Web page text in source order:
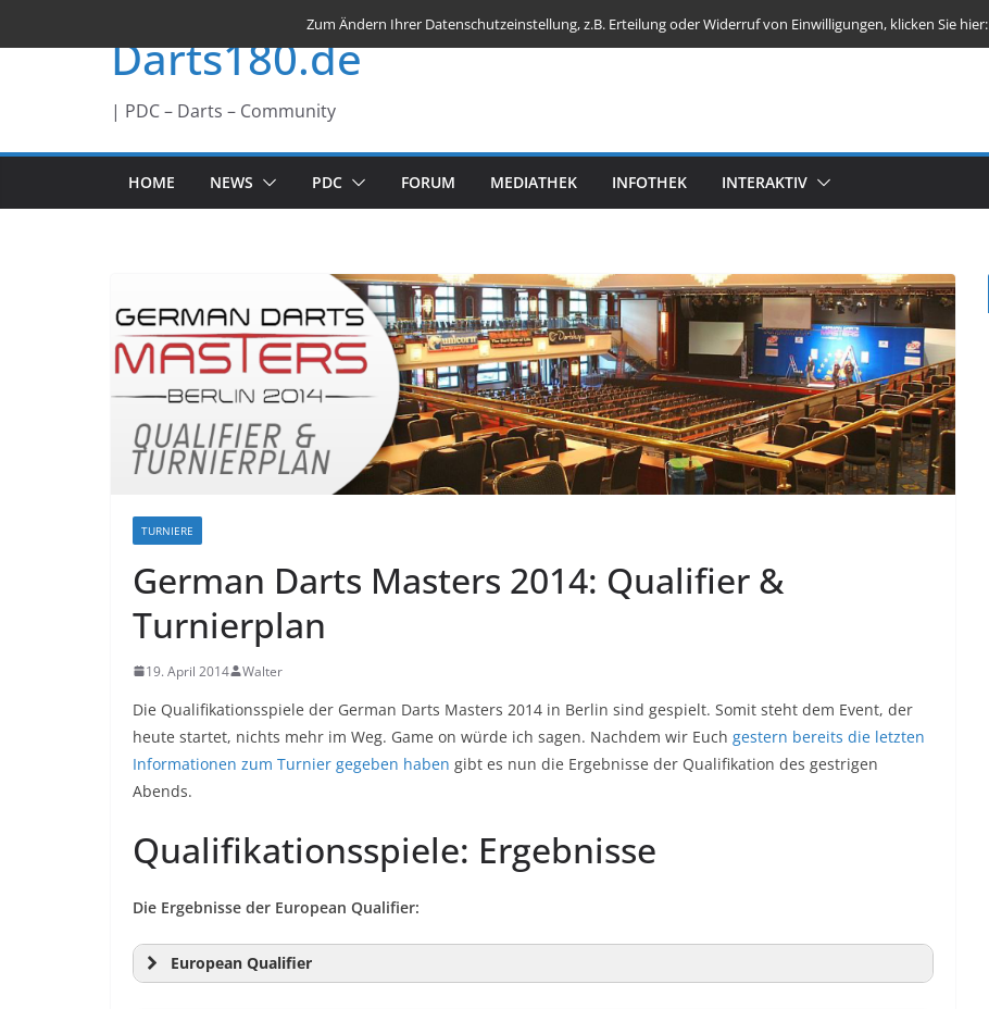
Inhalt
Darts180.de
| PDC – Darts – Community
HOME NEWS PDC FORUM MEDIATHEK INFOTHEK INTERAKTIV
TURNIERE
German Darts Masters 2014: Qualifier &
Turnierplan
19. April 2014 Walter
Die Qualifikationsspiele der German Darts Masters 2014 in Berlin sind gespielt. Somit steht dem Event, der
heute startet, nichts mehr im Weg. Game on würde ich sagen. Nachdem wir Euch gestern bereits die letzten
Informationen zum Turnier gegeben haben gibt es nun die Ergebnisse der Qualifikation des gestrigen
Abends.
Qualifikationsspiele: Ergebnisse
Die Ergebnisse der European Qualifier:
European Qualifier
Zum Ändern Ihrer Datenschutzeinstellung, z.B. Erteilung oder Widerruf von Einwilligungen, klicken Sie hier: